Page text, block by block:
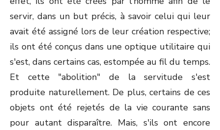
servir, dans un but précis, à savoir celui qui leur
avait été assigné lors de leur création respective;
ils ont été conçus dans une optique utilitaire qui
s'est, dans certains cas, estompée au fil du temps.
Et cette "abolition" de la servitude s'est
produite naturellement. De plus, certains de ces
objets ont été rejetés de la vie courante sans
pour autant disparaître. Mais, s'ils ont encore